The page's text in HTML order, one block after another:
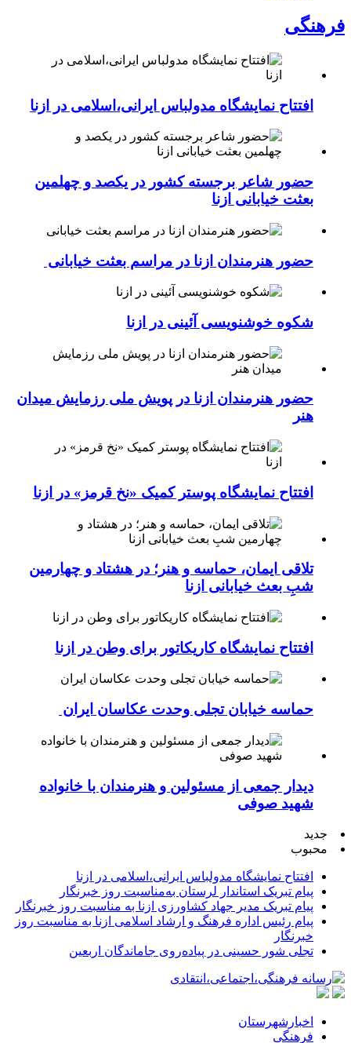
فرهنگی
افتتاح نمایشگاه مدولباس ایرانی،اسلامی در ازنا
حضور شاعر برجسته کشور در یکصد و چهلمین
بعثت خیابانی ازنا
حضور هنرمندان ازنا در مراسم بعثت خیابانی
شکوه خوشنویسی آئینی در ازنا
حضور هنرمندان ازنا در پویش ملی رزمایش میدان
هنر
افتتاح نمایشگاه پوستر کمیک «نخ قرمز» در ازنا
تلاقی ایمان، حماسه و هنر؛ در هشتاد و چهارمین
شبِ بعث خیابانی ازنا
افتتاح نمایشگاه کاریکاتور برای وطن در ازنا
حماسه خیابان تجلی وحدت عکاسان ایران
دیدار جمعی از مسئولین و هنرمندان با خانواده
شهید صوفی
جدید
محبوب
افتتاح نمایشگاه مدولباس ایرانی،اسلامی در ازنا
پیام تبریک استاندار لرستان به‌مناسبت روز خبرنگار
پیام تبریک مدیر جهاد کشاورزی ازنا به مناسبت روز خبرنگار
پیام رئیس اداره فرهنگ و ارشاد اسلامی ازنا به مناسبت روز
خبرنگار
تجلی شور حسینی در پیاده‌روی جاماندگان اربعین
اخبارشهرستان
فرهنگی